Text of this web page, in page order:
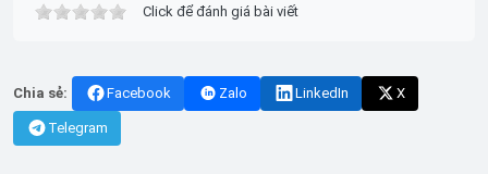
Click để đánh giá bài viết
Chia sẻ: Facebook Zalo LinkedIn X
Telegram